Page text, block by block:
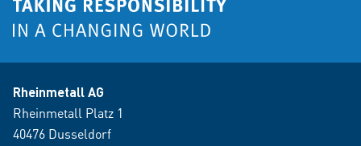
Rheinmetall AG
Rheinmetall Platz 1
40476 Dusseldorf